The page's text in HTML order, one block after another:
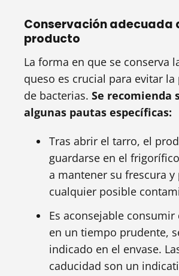
Conservación adecuada
producto
La forma en que se conserva
queso es crucial para evitar
de bacterias. Se recomienda
algunas pautas específicas:
Tras abrir el tarro, el
guardarse en el
a mantener su frescura y
cualquier posible
Es aconsejable
en un tiempo prudente,
indicado en el envase.
caducidad son un